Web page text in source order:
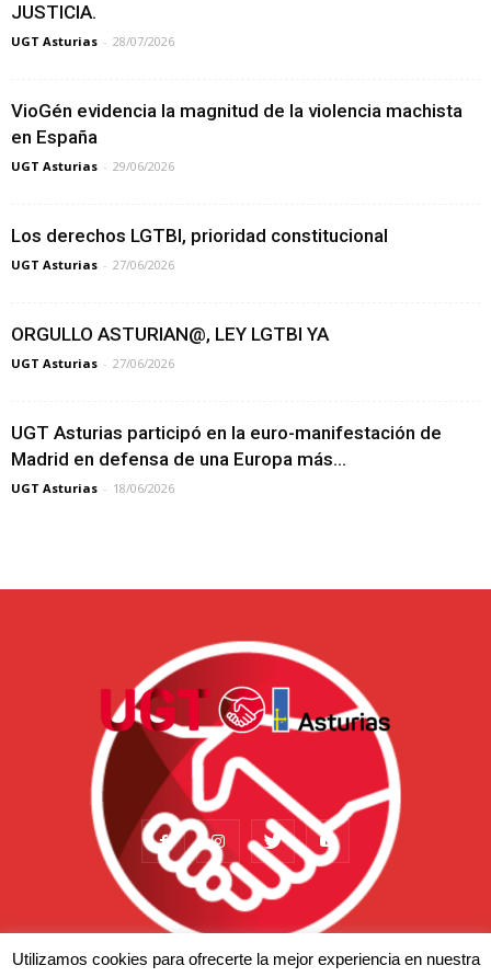
JUSTICIA.
UGT Asturias - 28/07/2026
VioGén evidencia la magnitud de la violencia machista
en España
UGT Asturias - 29/06/2026
Los derechos LGTBI, prioridad constitucional
UGT Asturias - 27/06/2026
ORGULLO ASTURIAN@, LEY LGTBI YA
UGT Asturias - 27/06/2026
UGT Asturias participó en la euro-manifestación de
Madrid en defensa de una Europa más...
UGT Asturias - 18/06/2026
Utilizamos cookies para ofrecerte la mejor experiencia en nuestra